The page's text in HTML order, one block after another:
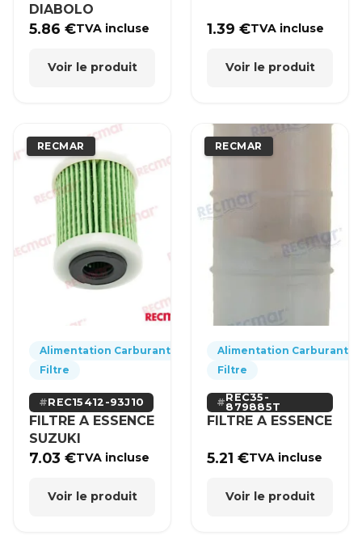
DIABOLO
5.86€TVA incluse
Voir le produit
1.39€TVA incluse
Voir le produit
RECMAR
Alimentation Carburant
Filtre
REC15412-93J10
FILTRE A ESSENCE
SUZUKI
7.03€TVA incluse
Voir le produit
RECMAR
Alimentation Carburant
Filtre
REC35-
879885T
FILTRE A ESSENCE
5.21€TVA incluse
Voir le produit